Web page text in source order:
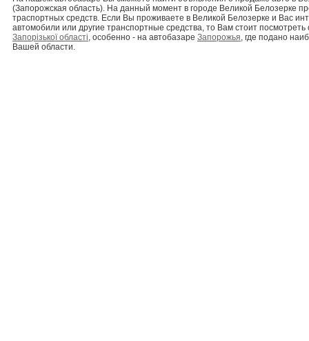
(Запорожская область). На данный момент в городе Великой Белозерке
траспортных средств. Если Вы проживаете в Великой Белозерке и Вас
автомобили или другие транспортные средства, то Вам стоит
Запорізької області, особенно - на автобазаре Запорожья, где подано
Вашей области.